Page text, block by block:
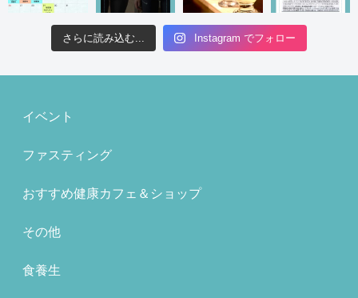
さらに読み込む... Instagram でフォロー
イベント
ファスティング
おすすめ健康カフェ＆ショップ
その他
食養生